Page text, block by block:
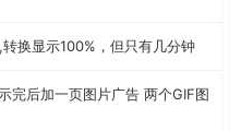
换显示100%，但只有几分钟
完后加一页图片广告 两个GIF图